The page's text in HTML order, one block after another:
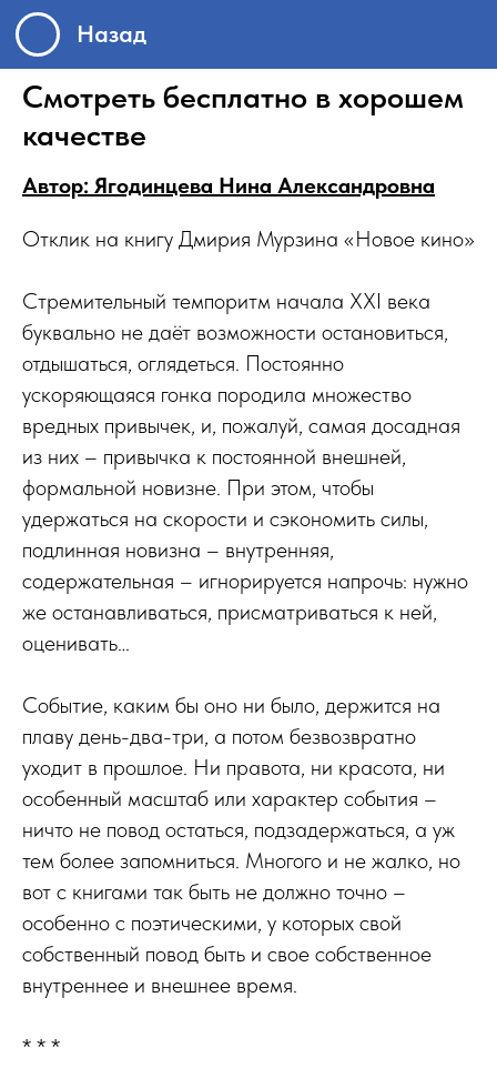
Назад
Смотреть бесплатно в хорошем
качестве
Автор: Ягодинцева Нина Александровна
Отклик на книгу Дмирия Мурзина «Новое кино»
Стремительный темпоритм начала XXI века
буквально не даёт возможности остановиться,
отдышаться, оглядеться. Постоянно
ускоряющаяся гонка породила множество
вредных привычек, и, пожалуй, самая досадная
из них – привычка к постоянной внешней,
формальной новизне. При этом, чтобы
удержаться на скорости и сэкономить силы,
подлинная новизна – внутренняя,
содержательная – игнорируется напрочь: нужно
же останавливаться, присматриваться к ней,
оценивать…
Событие, каким бы оно ни было, держится на
плаву день-два-три, а потом безвозвратно
уходит в прошлое. Ни правота, ни красота, ни
особенный масштаб или характер события –
ничто не повод остаться, подзадержаться, а уж
тем более запомниться. Многого и не жалко, но
вот с книгами так быть не должно точно –
особенно с поэтическими, у которых свой
собственный повод быть и свое собственное
внутреннее и внешнее время.
* * *